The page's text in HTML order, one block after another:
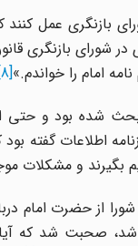
بازنگری عمل
در شورای بازنگری
امام را خواندم.»[8]
بحث شده بود و
و مشکلات
از حضرت امام
شد، صحبت شد که